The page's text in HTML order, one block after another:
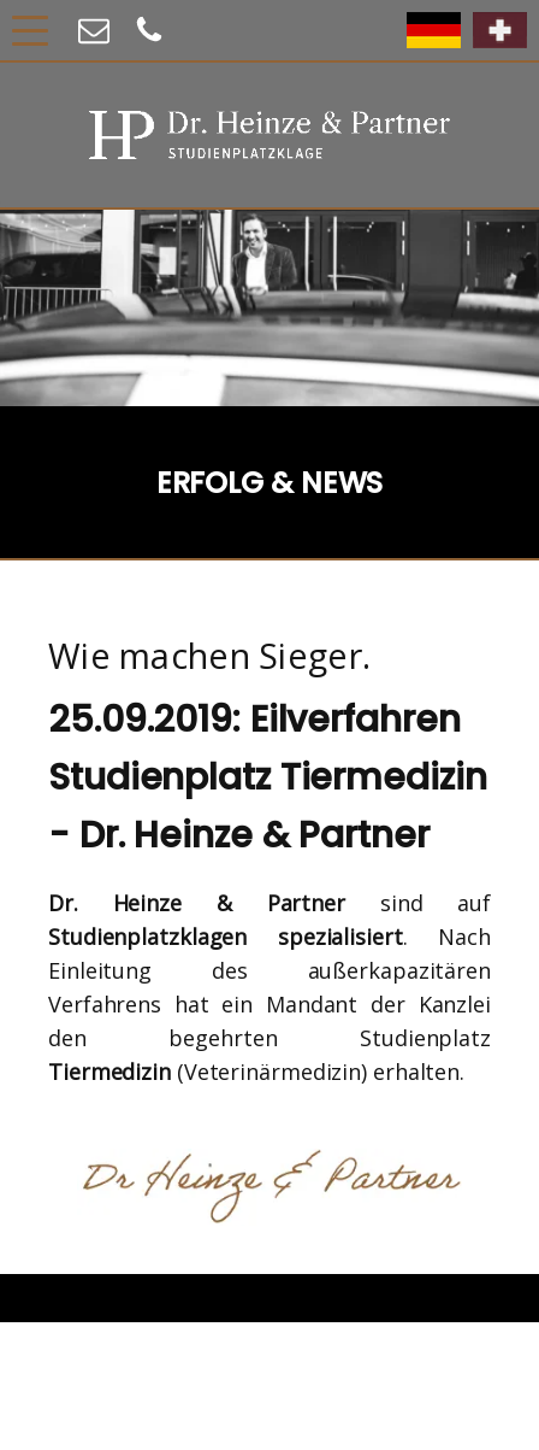
ERFOLG & NEWS
Wie machen Sieger.
25.09.2019: Eilverfahren
Studienplatz Tiermedizin
- Dr. Heinze & Partner
Dr. Heinze & Partnersind auf
Studienplatzklagen spezialisiert. Nach
Einleitung des außerkapazitären
Verfahrens hat ein Mandant der Kanzlei
den begehrten Studienplatz
Tiermedizin(Veterinärmedizin) erhalten.